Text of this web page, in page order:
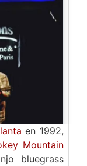
en 1992,
Mountain
bluegrass